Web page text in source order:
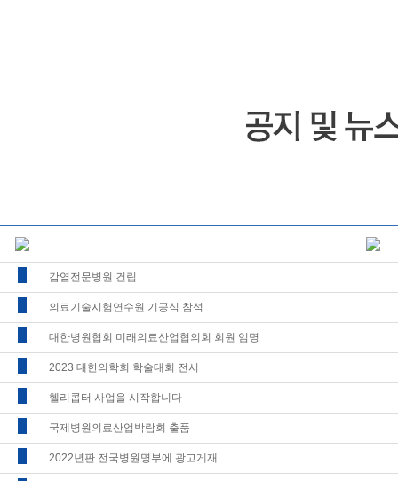
감염전문병원 건립
의료기술시험연수원 기공식 참석
대한병원협회 미래의료산업협의회 회원 임명
2023 대한의학회 학술대회 전시
헬리콥터 사업을 시작합니다
국제병원의료산업박람회 출품
2022년판 전국병원명부에 광고게재